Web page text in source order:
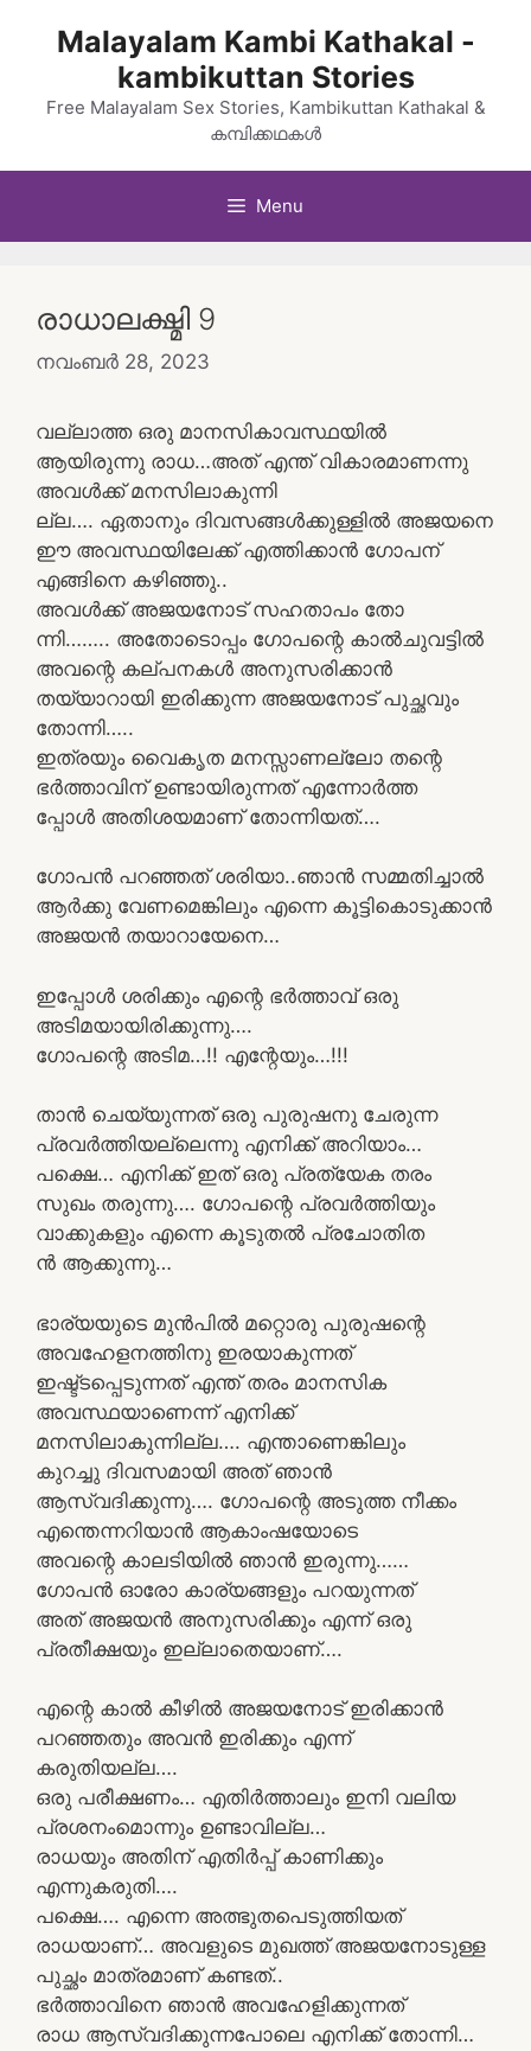
Malayalam Kambi Kathakal -
kambikuttan Stories
Free Malayalam Sex Stories, Kambikuttan Kathakal &
കമ്പിക്കഥകൾ
Menu
രാധാലക്ഷ്മി 9
നവംബർ 28, 2023
വല്ലാത്ത ഒരു മാനസികാവസ്ഥയിൽ
ആയിരുന്നു രാധ…അത് എന്ത് വികാരമാണന്നു
അവൾക്ക് മനസിലാകുന്നി
ല്ല…. ഏതാനും ദിവസങ്ങൾക്കുള്ളിൽ അജയനെ
ഈ അവസ്ഥയിലേക്ക് എത്തിക്കാൻ ഗോപന്‌
എങ്ങിനെ കഴിഞ്ഞു..
അവൾക്ക് അജയനോട് സഹതാപം തോ
ന്നി…….. അതോടൊപ്പം ഗോപന്റെ കാൽചുവട്ടിൽ
അവന്റെ കല്പനകൾ അനുസരിക്കാൻ
തയ്യാറായി ഇരിക്കുന്ന അജയനോട് പുച്ഛവും
തോന്നി…..
ഇത്രയും വൈകൃത മനസ്സാണല്ലോ തന്റെ
ഭർത്താവിന് ഉണ്ടായിരുന്നത് എന്നോർത്ത
പ്പോൾ അതിശയമാണ് തോന്നിയത്….
ഗോപൻ പറഞ്ഞത് ശരിയാ..ഞാൻ സമ്മതിച്ചാൽ
ആർക്കു വേണമെങ്കിലും എന്നെ കൂട്ടികൊടുക്കാൻ
അജയൻ തയാറായേനെ…
ഇപ്പോൾ ശരിക്കും എന്റെ ഭർത്താവ് ഒരു
അടിമയായിരിക്കുന്നു….
ഗോപന്റെ അടിമ…!! എന്റേയും…!!!
താൻ ചെയ്യുന്നത് ഒരു പുരുഷനു ചേരുന്ന
പ്രവർത്തിയല്ലെന്നു എനിക്ക്‌ അറിയാം…
പക്ഷെ… എനിക്ക് ഇത് ഒരു പ്രത്യേക തരം
സുഖം തരുന്നു…. ഗോപന്റെ പ്രവർത്തിയും
വാക്കുകളും എന്നെ കൂടുതൽ പ്രചോതിത
ൻ ആക്കുന്നു…
ഭാര്യയുടെ മുൻപിൽ മറ്റൊരു പുരുഷന്റെ
അവഹേളനത്തിനു ഇരയാകുന്നത്
ഇഷ്ട്ടപ്പെടുന്നത് എന്ത് തരം മാനസിക
അവസ്ഥയാണെന്ന് എനിക്ക്
മനസിലാകുന്നില്ല…. എന്താണെങ്കിലും
കുറച്ചു ദിവസമായി അത് ഞാൻ
ആസ്വദിക്കുന്നു…. ഗോപന്റെ അടുത്ത നീക്കം
എന്തെന്നറിയാൻ ആകാംഷയോടെ
അവന്റെ കാലടിയിൽ ഞാൻ ഇരുന്നു……
ഗോപൻ ഓരോ കാര്യങ്ങളും പറയുന്നത്
അത്‌ അജയൻ അനുസരിക്കും എന്ന് ഒരു
പ്രതീക്ഷയും ഇല്ലാതെയാണ്….
എന്റെ കാൽ കീഴിൽ അജയനോട് ഇരിക്കാൻ
പറഞ്ഞതും അവൻ ഇരിക്കും എന്ന്
കരുതിയല്ല….
ഒരു പരീക്ഷണം… എതിർത്താലും ഇനി വലിയ
പ്രശനംമൊന്നും ഉണ്ടാവില്ല…
രാധയും അതിന് എതിർപ്പ് കാണിക്കും
എന്നുകരുതി….
പക്ഷെ…. എന്നെ അത്ഭുതപെടുത്തിയത്
രാധയാണ്… അവളുടെ മുഖത്ത് അജയനോടുള്ള
പുച്ഛം മാത്രമാണ് കണ്ടത്..
ഭർത്താവിനെ ഞാൻ അവഹേളിക്കുന്നത്
രാധ ആസ്വദിക്കുന്നപോലെ എനിക്ക് തോന്നി…